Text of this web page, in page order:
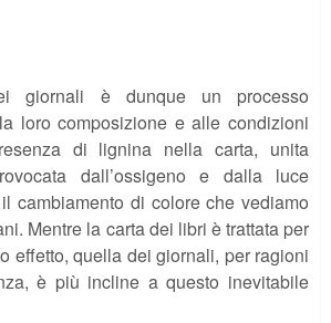
giornali è dunque un processo
loro composizione e alle condizioni
di lignina nella carta, unita
dall’ossigeno e dalla luce
cambiamento di colore che vediamo
Mentre la carta dei libri è trattata per
effetto, quella dei giornali, per ragioni
è più incline a questo inevitabile